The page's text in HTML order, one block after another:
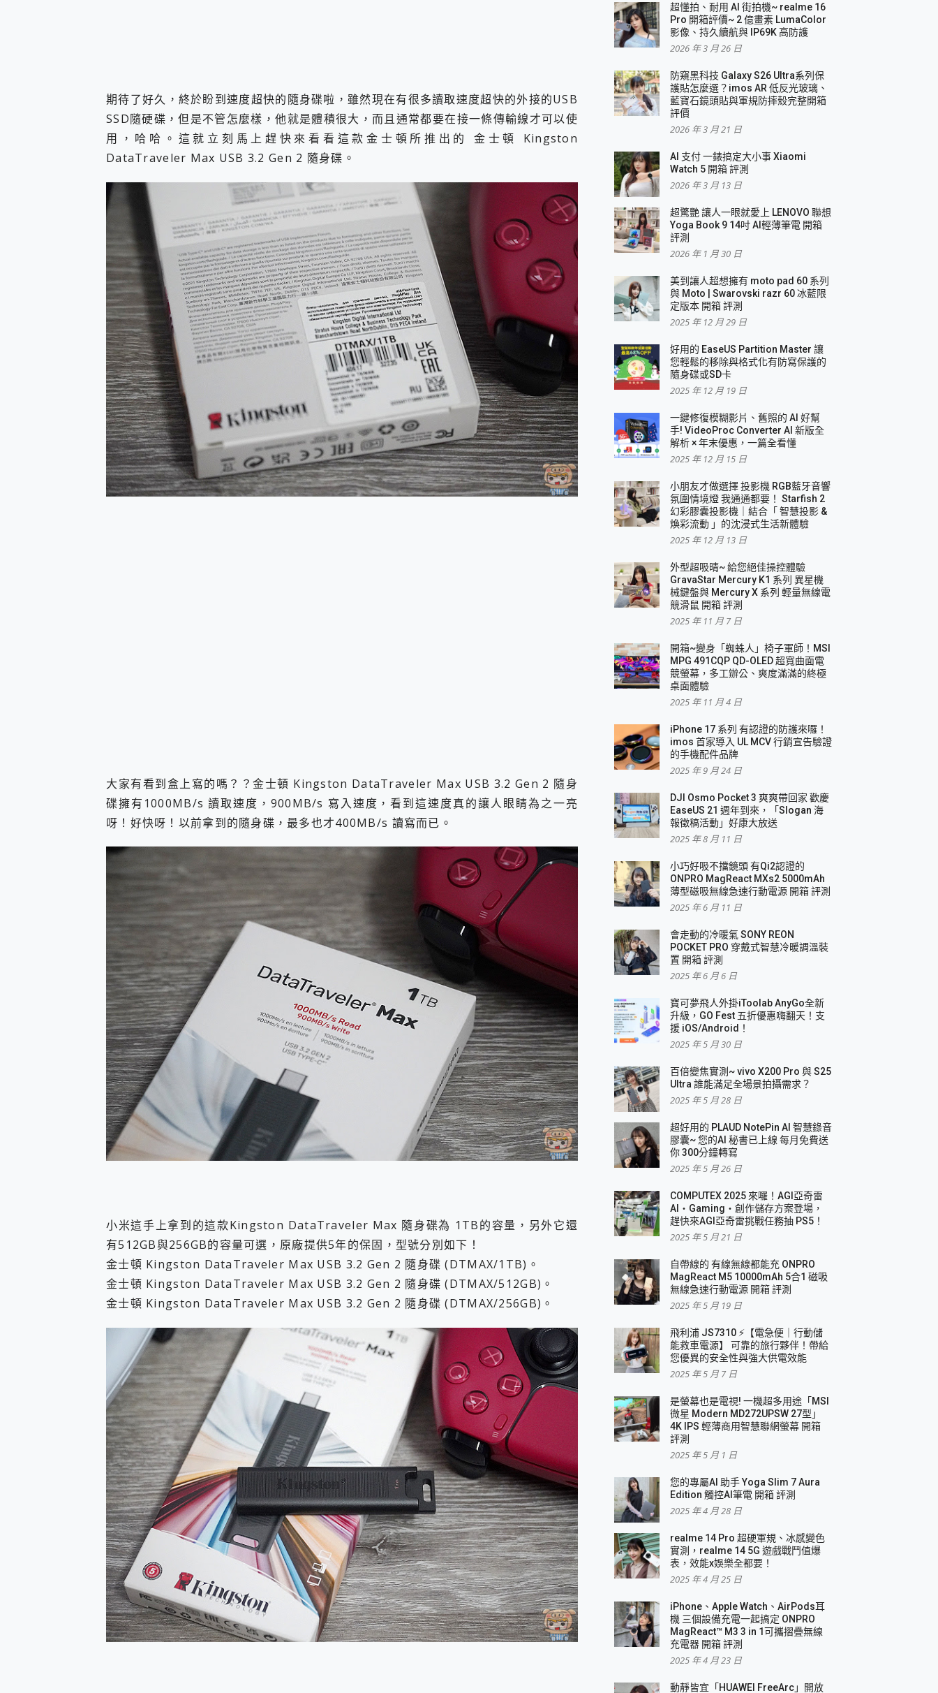
小體積 40000mAh 超大容量 一次充5個設備 充好充滿 CUKTECH 酷態科 300W 微型充電站 開箱 評測
97.3% 恢復率，資料救援就是這麼簡單 EaseUS Data Recovery Wizard Free 18.0.0 業界最好的資料救援軟體
Xiaomi 14 Ultra 開箱 評測~ 有深度的 Leica 影像旗艦手機! 加碼小旗艦 Xiaomi 14 開箱 評測
MSI Claw 掌機專屬配件包 來囉 完美保護 MSI Claw A1M-026TW 電競掌機
人像旗艦 vivo V30 系列 開箱 評測! 首搭蔡司光學鏡頭、攝影棚級柔光環、拍攝功能最好玩的美拍神機 vivo V30 Pro
多個願望一次滿足 超強散熱 微星 MSI Claw A1M-026TW 電競掌機 開箱 評測
一吸完美對位 擁有超強吸力與超好用的隱磁支架 O-ONE MAG 最會吸的行動電源 開箱 評測
OPPO 哈蘇 300mm 專業增距鏡實測：Find X9 Ultra 光學長焦隨手拍，紀錄生活就是這麼簡單
Motorola edge 70 pro 及 moto g37 power上市，登錄在送飛利浦氣炸鍋
近八千元的 Soundcore Liberty 5 Pro Max，有螢幕的耳機會是智商稅嗎?
ASUS Pad 全面應援 Me Time，加碼愛奇藝黃金雙周卡體驗，專案價最低 NT$0 起
期待了好久，終於盼到速度超快的隨身碟啦，雖然現在有很多讀取速度超快的外接的USB
SSD隨硬碟，但是不管怎麼樣，他就是體積很大，而且通常都要在接一條傳輸線才可以使
用，哈哈。這就立刻馬上趕快來看看這款金士頓所推出的 金士頓 Kingston
DataTraveler Max USB 3.2 Gen 2 隨身碟。
大家有看到盒上寫的嗎？？金士頓 Kingston DataTraveler Max USB 3.2 Gen 2 隨身
碟擁有1000MB/s 讀取速度，900MB/s 寫入速度，看到這速度真的讓人眼睛為之一亮
呀！好快呀！以前拿到的隨身碟，最多也才400MB/s 讀寫而已。
小米這手上拿到的這款Kingston DataTraveler Max 隨身碟為 1TB的容量，另外它還
有512GB與256GB的容量可選，原廠提供5年的保固，型號分別如下！
金士頓 Kingston DataTraveler Max USB 3.2 Gen 2 隨身碟 (DTMAX/1TB)。
金士頓 Kingston DataTraveler Max USB 3.2 Gen 2 隨身碟 (DTMAX/512GB)。
金士頓 Kingston DataTraveler Max USB 3.2 Gen 2 隨身碟 (DTMAX/256GB)。
超懂拍、耐用 AI 街拍機~ realme 16
Pro 開箱評價~ 2 億畫素 LumaColor
影像、持久續航與 IP69K 高防護
2026 年 3 月 26 日
防窺黑科技 Galaxy S26 Ultra系列保
護貼怎麼選？imos AR 低反光玻璃、
藍寶石鏡頭貼與軍規防摔殼完整開箱
評價
2026 年 3 月 21 日
AI 支付 一錶搞定大小事 Xiaomi
Watch 5 開箱 評測
2026 年 3 月 13 日
超驚艷 讓人一眼就愛上 LENOVO 聯想
Yoga Book 9 14吋 AI輕薄筆電 開箱
評測
2026 年 1 月 30 日
美到讓人超想擁有 moto pad 60 系列
與 Moto | Swarovski razr 60 冰藍限
定版本 開箱 評測
2025 年 12 月 29 日
好用的 EaseUS Partition Master 讓
您輕鬆的移除與格式化有防寫保護的
隨身碟或SD卡
2025 年 12 月 19 日
一鍵修復模糊影片、舊照的 AI 好幫
手! VideoProc Converter AI 新版全
解析 × 年末優惠，一篇全看懂
2025 年 12 月 15 日
小朋友才做選擇 投影機 RGB藍牙音響
氛圍情境燈 我通通都要！ Starfish 2
幻彩膠囊投影機｜結合「 智慧投影 &
煥彩流動 」的沈浸式生活新體驗
2025 年 12 月 13 日
外型超吸晴~ 給您絕佳操控體驗
GravaStar Mercury K1 系列 異星機
械鍵盤與 Mercury X 系列 輕量無線電
競滑鼠 開箱 評測
2025 年 11 月 7 日
開箱~變身「蜘蛛人」椅子軍師！MSI
MPG 491CQP QD-OLED 超寬曲面電
競螢幕，多工辦公、爽度滿滿的終極
桌面體驗
2025 年 11 月 4 日
iPhone 17 系列 有認證的防護來囉！
imos 首家導入 UL MCV 行銷宣告驗證
的手機配件品牌
2025 年 9 月 24 日
DJI Osmo Pocket 3 爽爽帶回家 歡慶
EaseUS 21 週年到來，「Slogan 海
報徵稿活動」好康大放送
2025 年 8 月 11 日
小巧好吸不擋鏡頭 有Qi2認證的
ONPRO MagReact MXs2 5000mAh
薄型磁吸無線急速行動電源 開箱 評測
2025 年 6 月 11 日
會走動的冷暖氣 SONY REON
POCKET PRO 穿戴式智慧冷暖調溫裝
置 開箱 評測
2025 年 6 月 6 日
寶可夢飛人外掛iToolab AnyGo全新
升級，GO Fest 五折優惠嗨翻天！支
援 iOS/Android！
2025 年 5 月 30 日
百倍變焦實測~ vivo X200 Pro 與 S25
Ultra 誰能滿足全場景拍攝需求？
2025 年 5 月 28 日
超好用的 PLAUD NotePin AI 智慧錄音
膠囊~ 您的AI 秘書已上線 每月免費送
你 300分鐘轉寫
2025 年 5 月 26 日
COMPUTEX 2025 來囉！AGI亞奇雷
AI・Gaming・創作儲存方案登場，
趕快來AGI亞奇雷挑戰任務抽 PS5！
2025 年 5 月 21 日
自帶線的 有線無線都能充 ONPRO
MagReact M5 10000mAh 5合1 磁吸
無線急速行動電源 開箱 評測
2025 年 5 月 19 日
飛利浦 JS7310 ⚡【電急便｜行動儲
能救車電源】 可靠的旅行夥伴！帶給
您優異的安全性與強大供電效能
2025 年 5 月 7 日
是螢幕也是電視! 一機超多用途「MSI
微星 Modern MD272UPSW 27型」
4K IPS 輕薄商用智慧聯網螢幕 開箱
評測
2025 年 5 月 1 日
您的專屬AI 助手 Yoga Slim 7 Aura
Edition 觸控AI筆電 開箱 評測
2025 年 4 月 28 日
realme 14 Pro 超硬軍規、冰感變色
實測，realme 14 5G 遊戲戰鬥值爆
表，效能x娛樂全都要！
2025 年 4 月 25 日
iPhone、Apple Watch、AirPods耳
機 三個設備充電一起搞定 ONPRO
MagReact™ M3 3 in 1可攜摺疊無線
充電器 開箱 評測
2025 年 4 月 23 日
動靜皆宜「HUAWEI FreeArc」開放